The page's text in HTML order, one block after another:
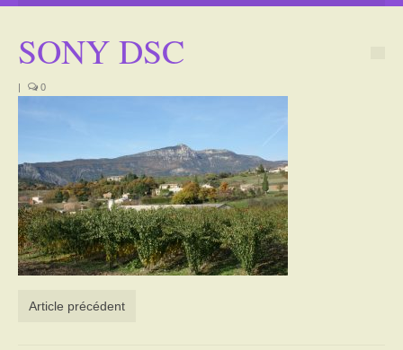
La Mairie
Actualités
Activités
Poésie
SONY DSC
| 0
Article précédent